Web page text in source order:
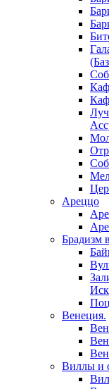
Ареццо
Брадизм
Венеция.
Виллы и